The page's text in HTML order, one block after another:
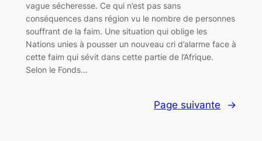
vague sécheresse. Ce qui n’est pas sans
conséquences dans région vu le nombre de personnes
souffrant de la faim. Une situation qui oblige les
Nations unies à pousser un nouveau cri d’alarme face à
cette faim qui sévit dans cette partie de l’Afrique.
Selon le Fonds…
Page suivante →